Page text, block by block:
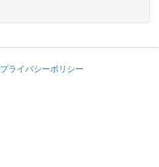
プライバシーポリシー